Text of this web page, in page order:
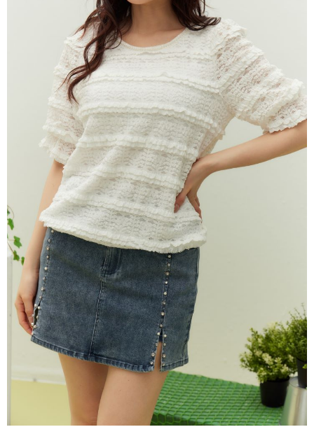
每筆NT$80，滿NT$2,000(含以上)免運費
付款後7-11取貨
每筆NT$80，滿NT$2,000(含以上)免運費
每筆NT$80，滿NT$2,000(含以上)免運費
每筆NT$100，滿NT$2,000(含以上)免運費